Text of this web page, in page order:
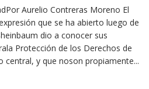
Aurelio Contreras Moreno El
que se ha abierto luego de
dio a conocer sus
Protección de los Derechos de
central, y que noson propiamente...